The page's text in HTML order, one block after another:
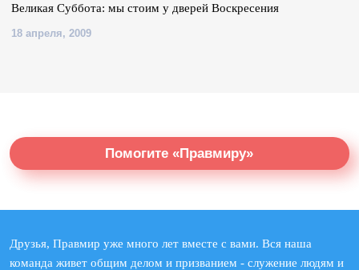
Великая Суббота: мы стоим у дверей Воскресения
18 апреля, 2009
Помогите «Правмиру»
Друзья, Правмир уже много лет вместе с вами. Вся наша
команда живет общим делом и призванием - служение людям и